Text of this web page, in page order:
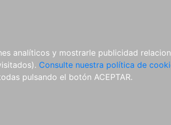
analíticos y mostrarle publicidad
Consulte nuestra política de
pulsando el botón ACEPTAR.